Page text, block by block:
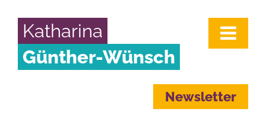
Katharina
Günther-Wünsch
Newsletter